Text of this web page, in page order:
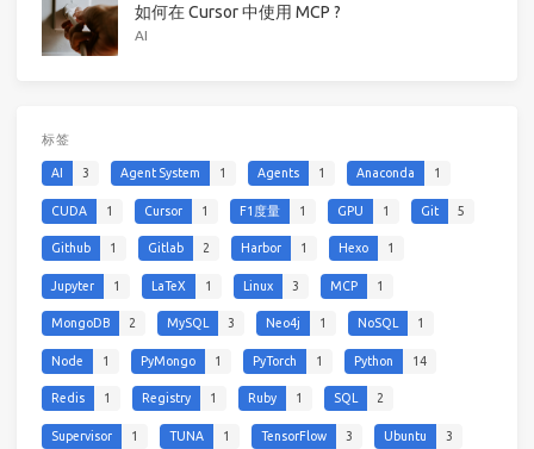
如何在 Cursor 中使用 MCP ?
AI
标签
AI 3 Agent System 1 Agents 1 Anaconda 1
CUDA 1 Cursor 1 F1度量 1 GPU 1 Git 5
Github 1 Gitlab 2 Harbor 1 Hexo 1
Jupyter 1 LaTeX 1 Linux 3 MCP 1
MongoDB 2 MySQL 3 Neo4j 1 NoSQL 1
Node 1 PyMongo 1 PyTorch 1 Python 14
Redis 1 Registry 1 Ruby 1 SQL 2
Supervisor 1 TUNA 1 TensorFlow 3 Ubuntu 3